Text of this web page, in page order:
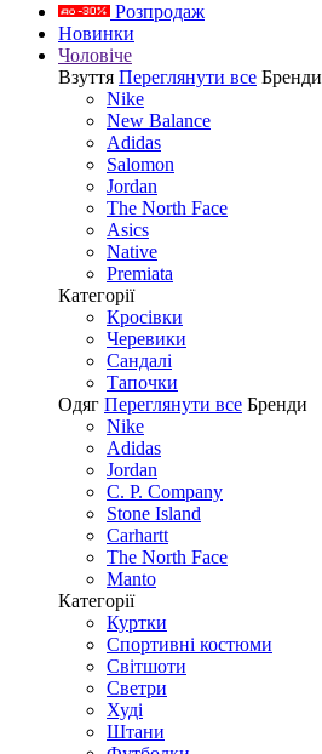
Розпродаж
Новинки
Чоловіче
Взуття Переглянути все Бренди
Nike
New Balance
Adidas
Salomon
Jordan
The North Face
Asics
Native
Premiata
Категорії
Кросівки
Черевики
Сандалі
Tапочки
Одяг Переглянути все Бренди
Nike
Adidas
Jordan
C. P. Company
Stone Island
Carhartt
The North Face
Manto
Категорії
Куртки
Спортивні костюми
Світшоти
Светри
Худі
Штани